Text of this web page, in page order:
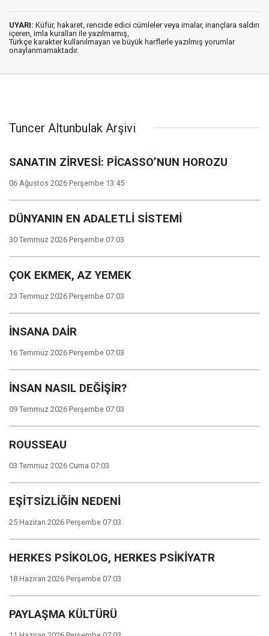
UYARI: Küfür, hakaret, rencide edici cümleler veya imalar, inançlara saldırı
içeren, imla kuralları ile yazılmamış,
Türkçe karakter kullanılmayan ve büyük harflerle yazılmış yorumlar
onaylanmamaktadır.
Tuncer Altunbulak Arşivi
SANATIN ZİRVESİ: PİCASSO’NUN HOROZU
06 Ağustos 2026 Perşembe 13:45
DÜNYANIN EN ADALETLİ SİSTEMİ
30 Temmuz 2026 Perşembe 07:03
ÇOK EKMEK, AZ YEMEK
23 Temmuz 2026 Perşembe 07:03
İNSANA DAİR
16 Temmuz 2026 Perşembe 07:03
İNSAN NASIL DEĞİŞİR?
09 Temmuz 2026 Perşembe 07:03
ROUSSEAU
03 Temmuz 2026 Cuma 07:03
EŞİTSİZLİĞİN NEDENİ
25 Haziran 2026 Perşembe 07:03
HERKES PSİKOLOG, HERKES PSİKİYATR
18 Haziran 2026 Perşembe 07:03
PAYLAŞMA KÜLTÜRÜ